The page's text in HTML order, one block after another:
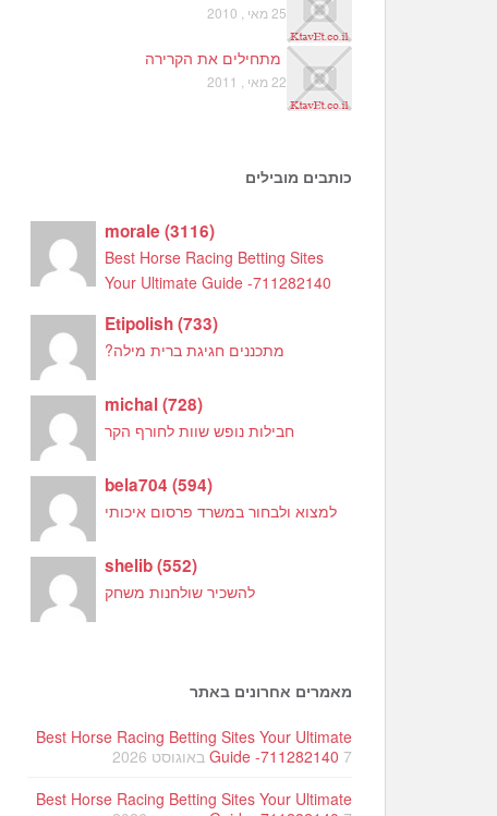
25 מאי , 2010
מתחילים את הקרירה
22 מאי , 2011
כותבים מובילים
morale(3116)
Best Horse Racing Betting Sites
Your Ultimate Guide -711282140
Etipolish(733)
מתכננים חגיגת ברית מילה?
michal(728)
חבילות נופש שוות לחורף הקר
bela704(594)
למצוא ולבחור במשרד פרסום איכותי
shelib(552)
להשכיר שולחנות משחק
מאמרים אחרונים באתר
Best Horse Racing Betting Sites Your Ultimate
Guide -711282140 7 באוגוסט 2026
Best Horse Racing Betting Sites Your Ultimate